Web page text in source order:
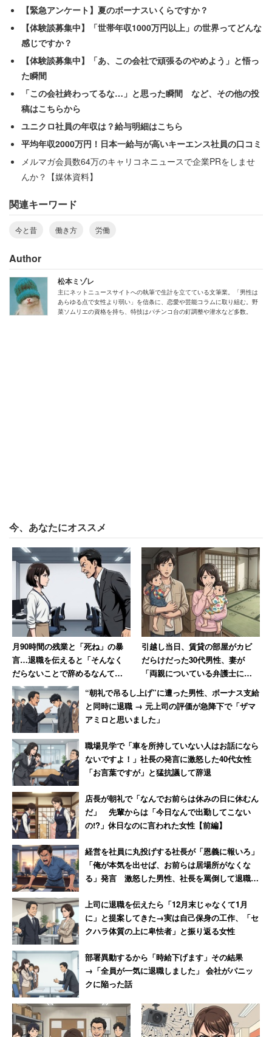
仕事は「昔より今のほうが大変」？
たしかに、昔より煩雑化した仕事は多い。コンビニバイト
なんか、タスクはどんどん増えて対応できない人員もいる
携帯電話によって「四六時中（会社と）連絡がとれるのは
おかしい」とも言及している。職種によっては家で休んで
いるのに火急の用事で呼び出しを受けることもある。だか
ら彼が「おかしい」と唱えるのも無理はない。
ただ、なんでもかんでも今のほうが大変だと考えるのは、
個人的にはどうかなぁという思いがある。だって携帯なん
かなくても固定電話はあったし、FAXもあったし、火急の
用に備えなければならない職種の人は、家で待機が原則だ
った。
それに、急な要求に応えなくてはならない仕事は今も昔も
数多い。警察、消防、それから僧侶なんかも、急遽出かけ
るということがしょっちゅうだから、携帯があろうとなか
ろうと関係ない。
「見積もり手書きとか絶対やりたくない」
「教師は今でもブラックだけど昔はもっと酷
そう」
僕が「昔は昔で大変だったような気がするなぁ」と思って
いるのと同じく、このスレッドには似たような考えの意見
もいくつか書き込まれている。その中から少しだけ、引用
して紹介したい。
「ツールとかシステム整備されてないのはツラいや
ろ。回路図とか資料手書きやったりするし」
「見積もり手書きとかしてたんだろ。絶対やりたく
【緊急アンケート】夏のボーナスいくらですか？
【体験談募集中】「世帯年収1000万円以上」の世界ってどんな
感じですか？
【体験談募集中】「あ、この会社で頑張るのやめよう」と悟っ
た瞬間
「この会社終わってるな…」と思った瞬間 など、その他の投
稿はこちらから
ユニクロ社員の年収は？給与明細はこちら
平均年収2000万円！日本一給与が高いキーエンス社員の口コミ
メルマガ会員数64万のキャリコネニュースで企業PRをしませ
んか？【媒体資料】
関連キーワード
今と昔 働き方 労働
Author
松本ミゾレ
主にネットニュースサイトへの執筆で生計を立てている文筆業。「男性は
あらゆる点で女性より弱い」を信条に、恋愛や芸能コラムに取り組む。野
菜ソムリエの資格を持ち、特技はパチンコ台の釘調整や潜水など多数。
今、あなたにオススメ
月90時間の残業と「死ね」の暴
言…退職を伝えると「そんなく
だらないことで辞めるなんて」
→10年後、会社は倒産
引越し当日、賃貸の部屋がカビ
だらけだった30代男性、妻が
「両親についている弁護士に相
談しますね」と反撃した結果
“朝礼で吊るし上げ”に遭った男性、ボーナス支給
と同時に退職 → 元上司の評価が急降下で「ザマ
アミロと思いました」
職場見学で「車を所持していない人はお話になら
ないですよ！」社長の発言に激怒した40代女性
「お言葉ですが」と猛抗議して辞退
店長が朝礼で「なんでお前らは休みの日に休むん
だ」 先輩からは「今日なんで出勤してこない
の!?」休日なのに言われた女性【前編】
経営を社員に丸投げする社長が「恩義に報いろ」
「俺が本気を出せば、お前らは居場所がなくな
る」発言 激怒した男性、社長を罵倒して退職
上司に退職を伝えたら「12月末じゃなくて1月
に」と提案してきた→実は自己保身の工作、「セ
クハラ体質の上に卑怯者」と振り返る女性
部署異動するから「時給下げます」その結果
→「全員が一気に退職しました」 会社がパニッ
クに陥った話